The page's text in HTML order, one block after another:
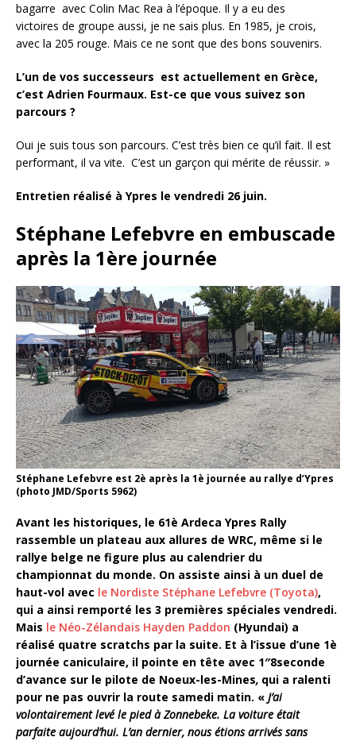
bagarre avec Colin Mac Rea à l’époque. Il y a eu des
victoires de groupe aussi, je ne sais plus. En 1985, je crois,
avec la 205 rouge. Mais ce ne sont que des bons souvenirs.
L’un de vos successeurs est actuellement en Grèce,
c’est Adrien Fourmaux. Est-ce que vous suivez son
parcours ?
Oui je suis tous son parcours. C’est très bien ce qu’il fait. Il est
performant, il va vite. C’est un garçon qui mérite de réussir. »
Entretien réalisé à Ypres le vendredi 26 juin.
Stéphane Lefebvre en embuscade
après la 1ère journée
Stéphane Lefebvre est 2è après la 1è journée au rallye d’Ypres
(photo JMD/Sports 5962)
Avant les historiques, le 61è Ardeca Ypres Rally
rassemble un plateau aux allures de WRC, même si le
rallye belge ne figure plus au calendrier du
championnat du monde. On assiste ainsi à un duel de
haut-vol avec le Nordiste Stéphane Lefebvre (Toyota),
qui a ainsi remporté les 3 premières spéciales vendredi.
Mais le Néo-Zélandais Hayden Paddon (Hyundai) a
réalisé quatre scratchs par la suite. Et à l’issue d’une 1è
journée caniculaire, il pointe en tête avec 1″8seconde
d’avance sur le pilote de Noeux-les-Mines, qui a ralenti
pour ne pas ouvrir la route samedi matin. « J’ai
volontairement levé le pied à Zonnebeke. La voiture était
parfaite aujourd’hui. L’an dernier, nous étions arrivés sans